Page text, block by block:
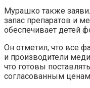
Мурашко также
запас препаратов и
обеспечивает детей
Он отметил, что все
и производители
что готовы
согласованным